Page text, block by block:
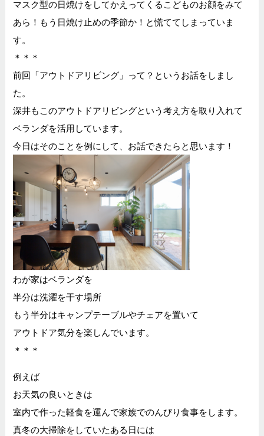
マスク型の日焼けをしてかえってくるこどものお顔をみて
あら！もう日焼け止めの季節か！と慌ててしまっていま
す。
＊＊＊
前回「アウトドアリビング」って？というお話をしまし
た。
深井もこのアウトドアリビングという考え方を取り入れて
ベランダを活用しています。
今日はそのことを例にして、お話できたらと思います！
わが家はベランダを
半分は洗濯を干す場所
もう半分はキャンプテーブルやチェアを置いて
アウトドア気分を楽しんでいます。
＊＊＊
例えば
お天気の良いときは
室内で作った軽食を運んで家族でのんびり食事をします。
真冬の大掃除をしていたある日には